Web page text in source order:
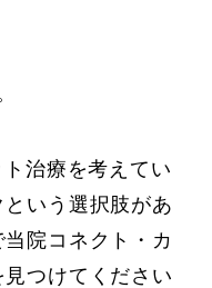
治療を考えてい
いう選択肢があ
院コネクト・カ
つけてください